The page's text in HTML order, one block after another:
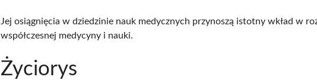
Jej osiągnięcia w dziedzinie nauk medycznych przynoszą istotny wkład w
współczesnej medycyny i nauki.
Życiorys